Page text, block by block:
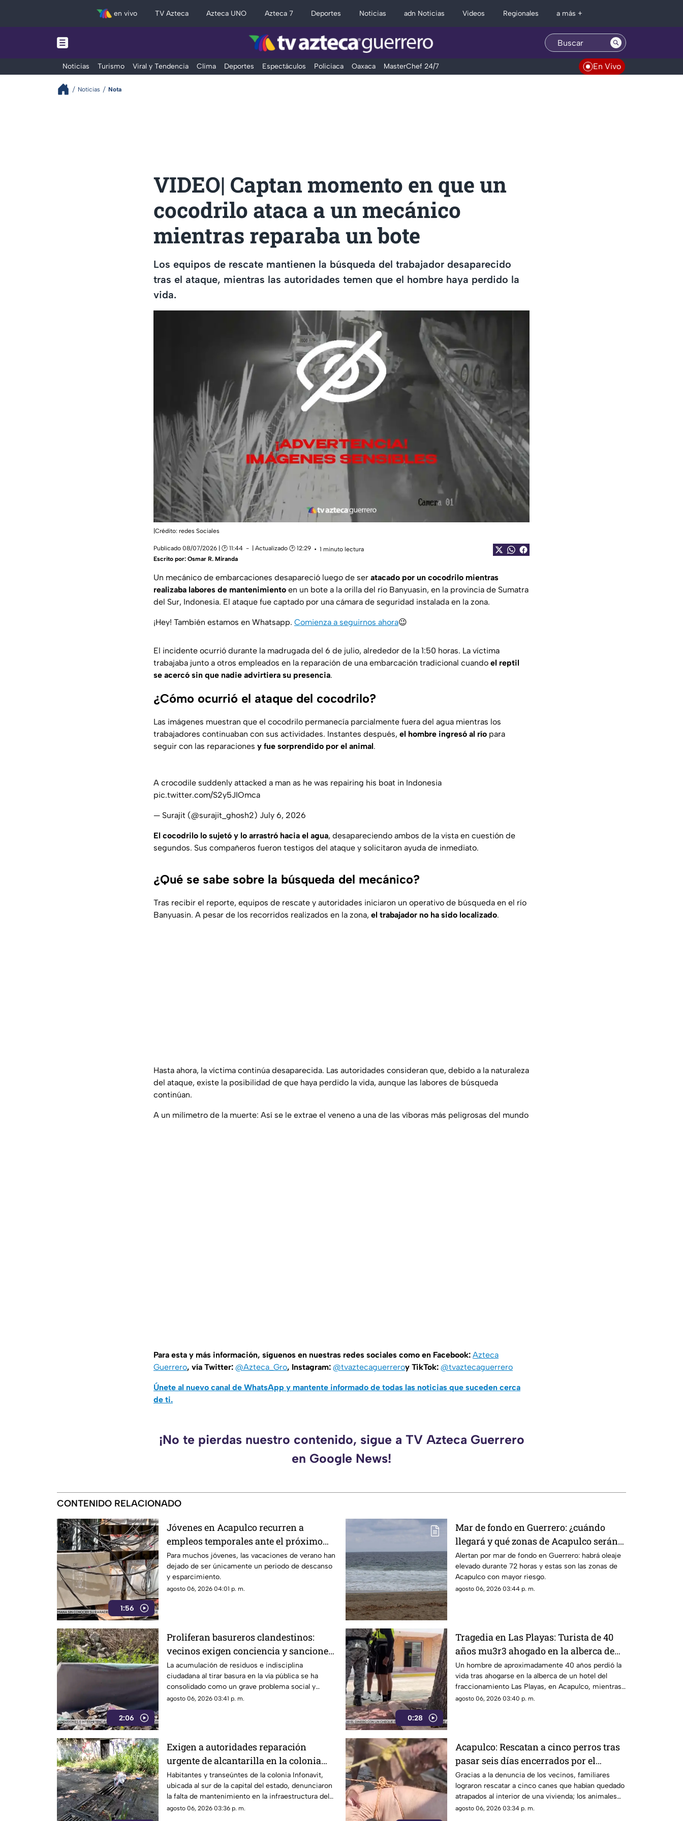
en vivo TV Azteca Azteca UNO Azteca 7 Deportes Noticias adn Noticias Videos Regionales a más +
Noticias Turismo Viral y Tendencia Clima Deportes Espectáculos Policiaca Oaxaca MasterChef 24/7 En Vivo
Noticias Nota
VIDEO| Captan momento en que un
cocodrilo ataca a un mecánico
mientras reparaba un bote
Los equipos de rescate mantienen la búsqueda del trabajador desaparecido
tras el ataque, mientras las autoridades temen que el hombre haya perdido la
vida.
|Crédito: redes Sociales
Publicado 08/07/2026 | 🕑 11:44 | Actualizado 🕑 12:29
1 minuto lectura
Escrito por: Osmar R. Miranda
Un mecánico de embarcaciones desapareció luego de ser atacado por un cocodrilo mientras
realizaba labores de mantenimiento en un bote a la orilla del río Banyuasin, en la provincia de Sumatra
del Sur, Indonesia. El ataque fue captado por una cámara de seguridad instalada en la zona.
¡Hey! También estamos en Whatsapp. Comienza a seguirnos ahora😉
El incidente ocurrió durante la madrugada del 6 de julio, alrededor de la 1:50 horas. La víctima
trabajaba junto a otros empleados en la reparación de una embarcación tradicional cuando el reptil
se acercó sin que nadie advirtiera su presencia.
¿Cómo ocurrió el ataque del cocodrilo?
Las imágenes muestran que el cocodrilo permanecía parcialmente fuera del agua mientras los
trabajadores continuaban con sus actividades. Instantes después, el hombre ingresó al río para
seguir con las reparaciones y fue sorprendido por el animal.
A crocodile suddenly attacked a man as he was repairing his boat in Indonesia
pic.twitter.com/S2y5JIOmca
— Surajit (@surajit_ghosh2) July 6, 2026
El cocodrilo lo sujetó y lo arrastró hacia el agua, desapareciendo ambos de la vista en cuestión de
segundos. Sus compañeros fueron testigos del ataque y solicitaron ayuda de inmediato.
¿Qué se sabe sobre la búsqueda del mecánico?
Tras recibir el reporte, equipos de rescate y autoridades iniciaron un operativo de búsqueda en el río
Banyuasin. A pesar de los recorridos realizados en la zona, el trabajador no ha sido localizado.
Hasta ahora, la víctima continúa desaparecida. Las autoridades consideran que, debido a la naturaleza
del ataque, existe la posibilidad de que haya perdido la vida, aunque las labores de búsqueda
continúan.
A un milímetro de la muerte: Así se le extrae el veneno a una de las víboras más peligrosas del mundo
Para esta y más información, síguenos en nuestras redes sociales como en Facebook: Azteca
Guerrero, vía Twitter: @Azteca_Gro, Instagram: @tvaztecaguerreroy TikTok: @tvaztecaguerrero
Únete al nuevo canal de WhatsApp y mantente informado de todas las noticias que suceden cerca
de ti.
¡No te pierdas nuestro contenido, sigue a TV Azteca Guerrero
en Google News!
CONTENIDO RELACIONADO
1:56
Jóvenes en Acapulco recurren a
empleos temporales ante el próximo
ciclo escolar
Para muchos jóvenes, las vacaciones de verano han
dejado de ser únicamente un periodo de descanso
y esparcimiento.
agosto 06, 2026 04:01 p. m.
Mar de fondo en Guerrero: ¿cuándo
llegará y qué zonas de Acapulco serán
afectadas?
Alertan por mar de fondo en Guerrero: habrá oleaje
elevado durante 72 horas y estas son las zonas de
Acapulco con mayor riesgo.
agosto 06, 2026 03:44 p. m.
2:06
Proliferan basureros clandestinos:
vecinos exigen conciencia y sanciones
más estrictas
La acumulación de residuos e indisciplina
ciudadana al tirar basura en la vía pública se ha
consolidado como un grave problema social y
ambiental en el puerto de Acapulco.
agosto 06, 2026 03:41 p. m.
0:28
Tragedia en Las Playas: Turista de 40
años mu3r3 ahogado en la alberca de
un hotel en Acapulco
Un hombre de aproximadamente 40 años perdió la
vida tras ahogarse en la alberca de un hotel del
fraccionamiento Las Playas, en Acapulco, mientras
vacacionaba con su familia.
agosto 06, 2026 03:40 p. m.
Exigen a autoridades reparación
urgente de alcantarilla en la colonia
Infonavit de Chilpancingo
Habitantes y transeúntes de la colonia Infonavit,
ubicada al sur de la capital del estado, denunciaron
la falta de mantenimiento en la infraestructura del
drenaje pluvial sobre la calle Circunvalación
agosto 06, 2026 03:36 p. m.
Acapulco: Rescatan a cinco perros tras
pasar seis días encerrados por el
fallecimiento de su dueño
Gracias a la denuncia de los vecinos, familiares
lograron rescatar a cinco canes que habían quedado
atrapados al interior de una vivienda; los animales
serán trasladados a la Ciudad de México para recibir
agosto 06, 2026 03:34 p. m.